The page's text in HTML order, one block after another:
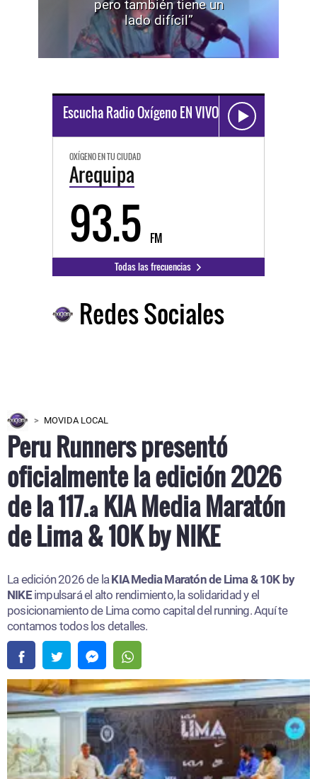
pero también tiene un
lado difícil”
Escucha Radio Oxígeno EN VIVO
OXÍGENO EN TU CIUDAD
Arequipa
93.5 FM
Todas las frecuencias
Redes Sociales
MOVIDA LOCAL
Peru Runners presentó
oficialmente la edición 2026
de la 117.ª KIA Media Maratón
de Lima & 10K by NIKE
La edición 2026 de la KIA Media Maratón de Lima & 10K by
NIKEimpulsará el alto rendimiento, la solidaridad y el
posicionamiento de Lima como capital del running. Aquí te
contamos todos los detalles.